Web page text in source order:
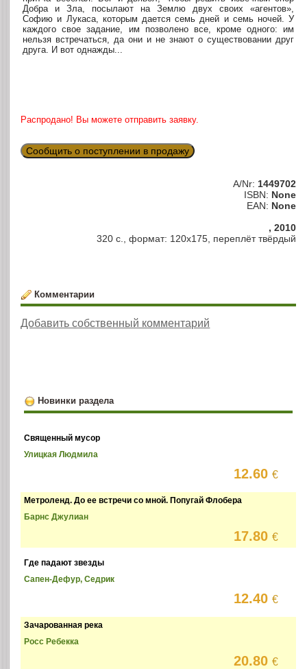
Добра и Зла, посылают на Землю двух своих «агентов»,
Софию и Лукаса, которым дается семь дней и семь ночей. У
каждого свое задание, им позволено все, кроме одного: им
нельзя встречаться, да они и не знают о существовании друг
друга. И вот однажды...
Распродано! Вы можете отправить заявку.
Сообщить о поступлении в продажу
A/Nr: 1449702
ISBN: None
EAN: None
, 2010
320 с., формат: 120х175, переплёт твёрдый
Комментарии
Добавить собственный комментарий
Новинки раздела
Священный мусор
Улицкая Людмила
12.60€
Метроленд. До ее встречи со мной. Попугай Флобера
Барнс Джулиан
17.80€
Где падают звезды
Сапен-Дефур, Седрик
12.40€
Зачарованная река
Росс Ребекка
20.80€